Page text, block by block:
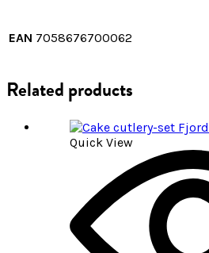
EAN 7058676700062
Related products
Quick View